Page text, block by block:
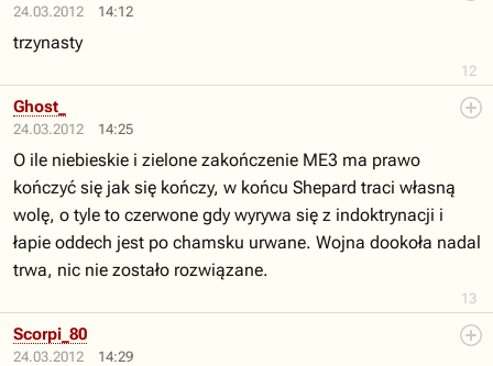
24.03.2012 14:12
12
trzynasty
24.03.2012 14:25
13
Ghost_
O ile niebieskie i zielone zakończenie ME3 ma prawo
kończyć się jak się kończy, w końcu Shepard traci własną
wolę, o tyle to czerwone gdy wyrywa się z indoktrynacji i
łapie oddech jest po chamsku urwane. Wojna dookoła nadal
trwa, nic nie zostało rozwiązane.
24.03.2012 14:29
Scorpi_80